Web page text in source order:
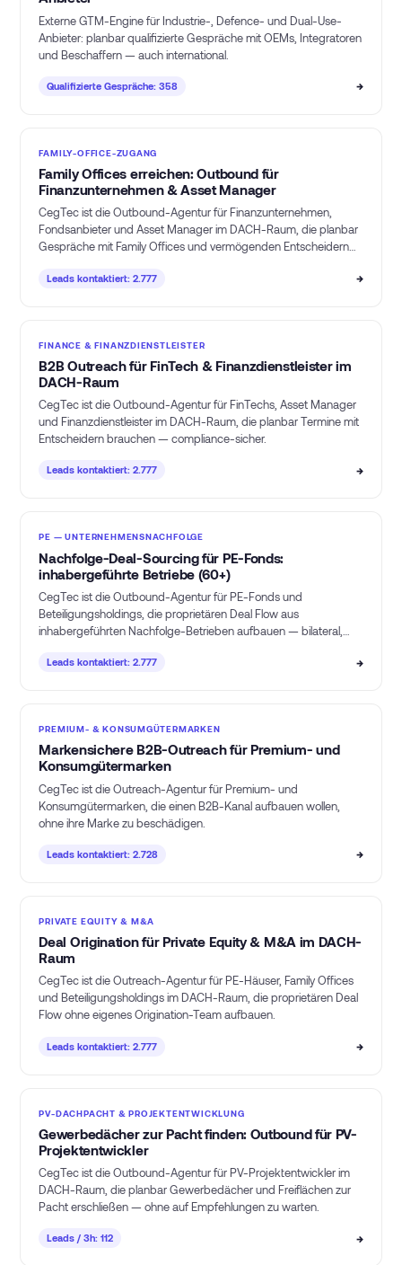
Externe GTM-Engine für Industrie-, Defence- und Dual-Use-
Anbieter: planbar qualifizierte Gespräche mit OEMs, Integratoren
und Beschaffern — auch international.
Qualifizierte Gespräche: 358 →
FAMILY-OFFICE-ZUGANG
Family Offices erreichen: Outbound für
Finanzunternehmen & Asset Manager
CegTec ist die Outbound-Agentur für Finanzunternehmen,
Fondsanbieter und Asset Manager im DACH-Raum, die planbar
Gespräche mit Family Offices und vermögenden Entscheidern
Leads kontaktiert: 2.777 →
FINANCE & FINANZDIENSTLEISTER
B2B Outreach für FinTech & Finanzdienstleister im
DACH-Raum
CegTec ist die Outbound-Agentur für FinTechs, Asset Manager
und Finanzdienstleister im DACH-Raum, die planbar Termine mit
Entscheidern brauchen — compliance-sicher.
Leads kontaktiert: 2.777 →
PE — UNTERNEHMENSNACHFOLGE
Nachfolge-Deal-Sourcing für PE-Fonds:
inhabergeführte Betriebe (60+)
CegTec ist die Outbound-Agentur für PE-Fonds und
Beteiligungsholdings, die proprietären Deal Flow aus
inhabergeführten Nachfolge-Betrieben aufbauen — bilateral,
Leads kontaktiert: 2.777 →
PREMIUM- & KONSUMGÜTERMARKEN
Markensichere B2B-Outreach für Premium- und
Konsumgütermarken
CegTec ist die Outreach-Agentur für Premium- und
Konsumgütermarken, die einen B2B-Kanal aufbauen wollen,
ohne ihre Marke zu beschädigen.
Leads kontaktiert: 2.728 →
PRIVATE EQUITY & M&A
Deal Origination für Private Equity & M&A im DACH-
Raum
CegTec ist die Outreach-Agentur für PE-Häuser, Family Offices
und Beteiligungsholdings im DACH-Raum, die proprietären Deal
Flow ohne eigenes Origination-Team aufbauen.
Leads kontaktiert: 2.777 →
PV-DACHPACHT & PROJEKTENTWICKLUNG
Gewerbedächer zur Pacht finden: Outbound für PV-
Projektentwickler
CegTec ist die Outbound-Agentur für PV-Projektentwickler im
DACH-Raum, die planbar Gewerbedächer und Freiflächen zur
Pacht erschließen — ohne auf Empfehlungen zu warten.
Leads / 3h: 112 →